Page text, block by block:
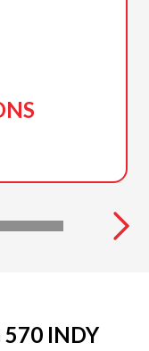
570 INDY